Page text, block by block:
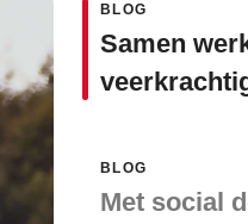
BLOG
Samen
BLOG
Met social